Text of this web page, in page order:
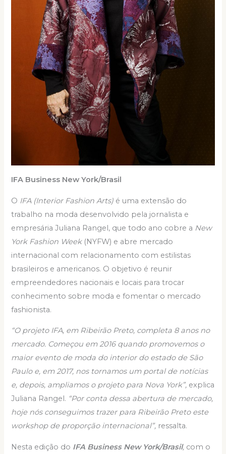
IFA Business New York/Brasil
O IFA (Interior Fashion Arts) é uma extensão do
trabalho na moda desenvolvido pela jornalista e
empresária Juliana Rangel, que todo ano cobre a New
York Fashion Week(NYFW) e abre mercado
internacional com relacionamento com estilistas
brasileiros e americanos. O objetivo é reunir
empreendedores nacionais e locais para trocar
conhecimento sobre moda e fomentar o mercado
fashionista.
“O projeto IFA, em Ribeirão Preto, completa 8 anos no
mercado. Começou em 2016 quando promovemos o
maior evento de moda do interior do estado de São
Paulo e, em 2017, nos tornamos um portal de notícias
e, depois, ampliamos o projeto para Nova York”, explica
Juliana Rangel. “Por conta dessa abertura de mercado,
hoje nós conseguimos trazer para Ribeirão Preto este
workshop de proporção internacional”, ressalta.
Nesta edição do IFA Business New York/Brasil, com o